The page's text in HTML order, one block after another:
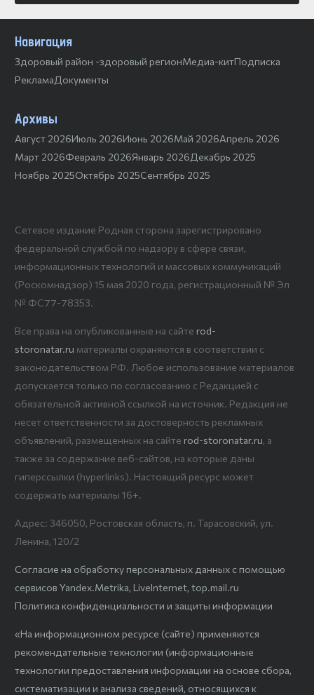
Навигация
Здоровый район -здоровый регионМедиа-китПодписка
РекламаДокументы
Архивы
Август 2026Июль 2026Июнь 2026Май 2026Апрель 2026
Март 2026Февраль 2026Январь 2026Декабрь 2025
Ноябрь 2025Октябрь 2025Сентябрь 2025
Сетевое издание Родная сторона зарегистрировано
федеральной службой по надзору в сфере связи,
информационных технологий и массовых коммуникаций
(Роскомнадзор) 15 мая 2020 года, регистрационный № Эл
№ ФС77-78353.
Все права на опубликованные на сайте rod-
storonatar.ru материалы охраняются в соответствии с
законодательством РФ. Любое использование материалов
допускается только по согласованию с Редакцией с
обязательной активной ссылкой на источник. Редакция не
несет ответственности за достоверность рекламных
объявлений, размещенных на сайте rod-storonatar.ru, а
также за содержание веб-сайтов, на которые даны
гиперссылки (hyperlinks). Настоящий ресурс может
содержать материалы 16+.
Адрес: 346050, Ростовская область, п. Тарасовский, ул.
Ленина, 120/2
Согласие на обработку персональных данных с помощью
сервисов Yandex.Metrika, LiveInternet, top.mail.ru
Политика конфиденциальности и защиты информации
«На информационном ресурсе (сайте) применяются
рекомендательные технологии (информационные
технологии предоставления информации на основе сбора,
систематизации и анализа сведений, относящихся к